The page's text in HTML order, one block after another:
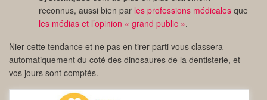
reconnus, aussi bien par les professions médicales que
les médias et l’opinion « grand public ».
Nier cette tendance et ne pas en tirer parti vous classera
automatiquement du coté des dinosaures de la dentisterie, et
vos jours sont comptés.